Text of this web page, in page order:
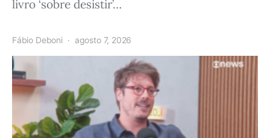
livro ‘sobre desistir’…
Fábio Deboni agosto 7, 2026